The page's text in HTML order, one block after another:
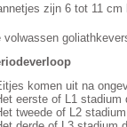
zijn 6 tot 11
volwassen
komen uit na
eerste of L1 stadium
tweede of L2